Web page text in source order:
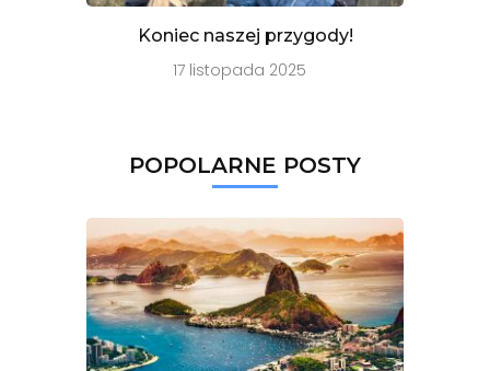
Koniec naszej przygody!
17 listopada 2025
POPOLARNE POSTY